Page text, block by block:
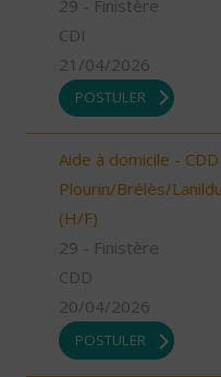
29 - Finistère
CDI
21/04/2026
POSTULER
Aide à domicile -
Plourin/Brélès/
(H/F)
29 - Finistère
CDD
20/04/2026
POSTULER